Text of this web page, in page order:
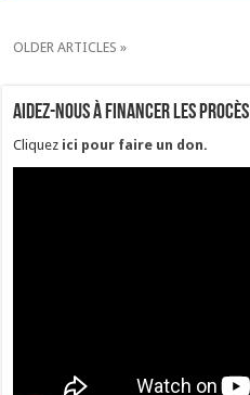
OLDER ARTICLES »
Aidez-nous à financer les procès
Cliquez ici pour faire un don.